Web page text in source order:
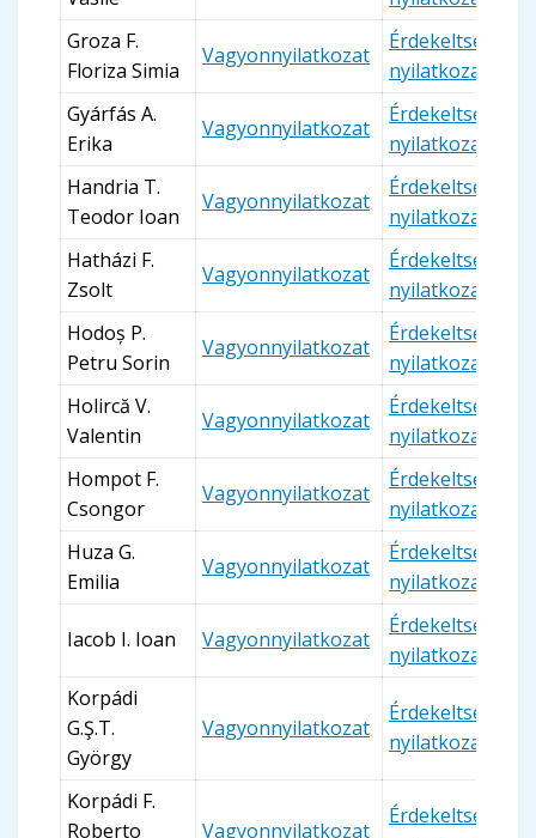
Groza F.
Floriza Simia
Vagyonnyilatkozat
Érdekeltségi
nyilatkozat
Gyárfás A.
Erika
Vagyonnyilatkozat
Érdekeltségi
nyilatkozat
Handria T.
Teodor Ioan
Vagyonnyilatkozat
Érdekeltségi
nyilatkozat
Hatházi F.
Zsolt
Vagyonnyilatkozat
Érdekeltségi
nyilatkozat
Hodoș P.
Petru Sorin
Vagyonnyilatkozat
Érdekeltségi
nyilatkozat
Holircă V.
Valentin
Vagyonnyilatkozat
Érdekeltségi
nyilatkozat
Hompot F.
Csongor
Vagyonnyilatkozat
Érdekeltségi
nyilatkozat
Huza G.
Emilia
Vagyonnyilatkozat
Érdekeltségi
nyilatkozat
Iacob I. Ioan Vagyonnyilatkozat
Érdekeltségi
nyilatkozat
Korpádi
G.Ş.T.
György
Vagyonnyilatkozat
Érdekeltségi
nyilatkozat
Korpádi F.
Roberto
Vagyonnyilatkozat
Érdekeltségi